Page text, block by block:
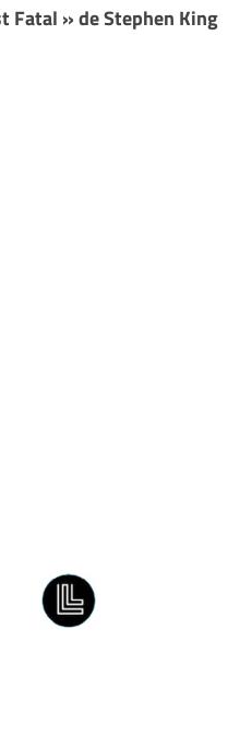
Fatal » de Stephen King